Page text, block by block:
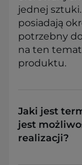
jednej
posiadają
potrzebny
na ten
produktu.
Jaki jest
jest
realizacji?